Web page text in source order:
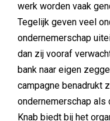
werk worden vaak
Tegelijk geven veel
ondernemerschap
dan zij vooraf
bank naar eigen
campagne benadrukt
ondernemerschap
Knab biedt bij het